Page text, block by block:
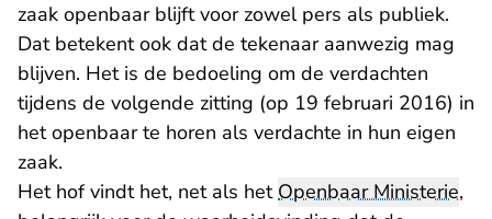
zaak openbaar blijft voor zowel pers als publiek.
Dat betekent ook dat de tekenaar aanwezig mag
blijven. Het is de bedoeling om de verdachten
tijdens de volgende zitting (op 19 februari 2016) in
het openbaar te horen als verdachte in hun eigen
zaak.
Het hof vindt het, net als hetOpenbaar Ministerie,